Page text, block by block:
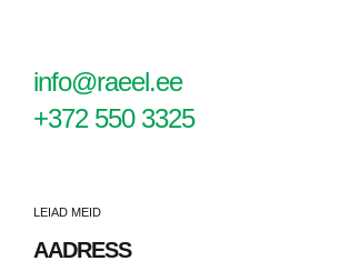
info@raeel.ee
+372 550 3325
LEIAD MEID
AADRESS